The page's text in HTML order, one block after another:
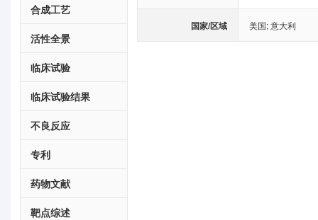
合成工艺
活性全景
临床试验
临床试验结果
不良反应
专利
药物文献
靶点综述
国家/区域 美国;意大利